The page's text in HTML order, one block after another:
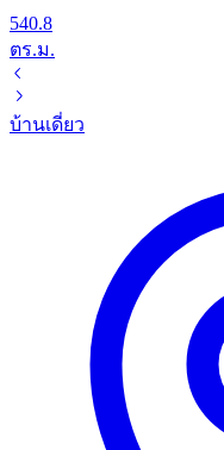
540.8
ตร.ม.
บ้านเดี่ยว